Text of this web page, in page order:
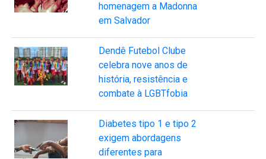
homenagem a Madonna
em Salvador
Dendê Futebol Clube
celebra nove anos de
história, resistência e
combate à LGBTfobia
Diabetes tipo 1 e tipo 2
exigem abordagens
diferentes para